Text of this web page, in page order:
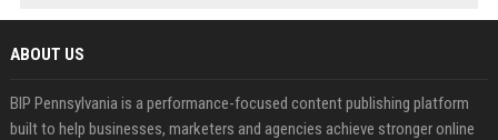
ABOUT US
BIP Pennsylvania is a performance-focused content publishing platform
built to help businesses, marketers and agencies achieve stronger online